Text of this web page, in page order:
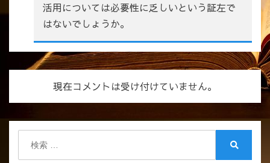
活用については必要性に乏しいという証左で
はないでしょうか。
現在コメントは受け付けていません。